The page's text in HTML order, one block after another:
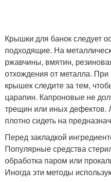
Крышки для банок следует
подходящие. На
ржавчины, вмятин,
отхождения от металла.
крышек следите за тем,
царапин. Капроновые не
трещин или иных
плотно сидеть на
Перед закладкой
Популярные средства
обработка паром или
Иногда эти методы